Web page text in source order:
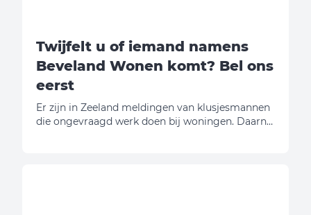
Twijfelt u of iemand namens
Beveland Wonen komt? Bel ons
eerst
Er zijn in Zeeland meldingen van klusjesmannen
die ongevraagd werk doen bij woningen. Daarna